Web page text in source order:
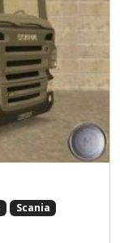
Scania